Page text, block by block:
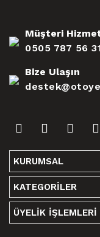
Müşteri
0505 787 56
Bize Ulaşın
KURUMSAL
KATEGORİLER
ÜYELİK İŞLEMLERİ